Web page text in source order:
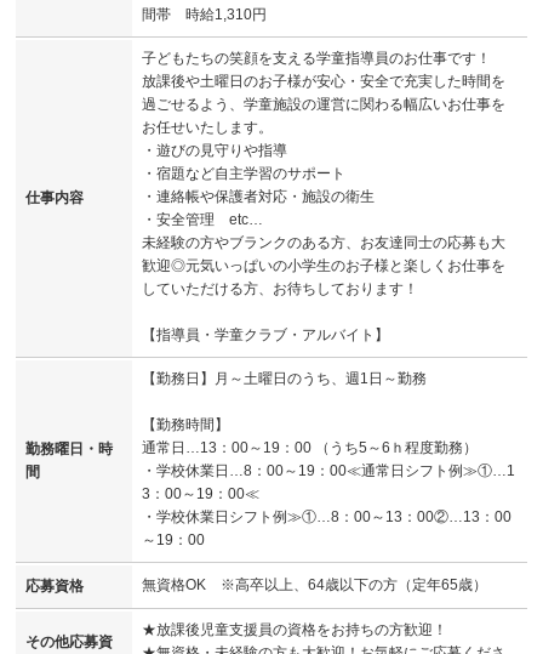
間帯 時給1,310円
仕事内容
子どもたちの笑顔を支える学童指導員のお仕事です！
放課後や土曜日のお子様が安心・安全で充実した時間を
過ごせるよう、学童施設の運営に関わる幅広いお仕事を
お任せいたします。
・遊びの見守りや指導
・宿題など自主学習のサポート
・連絡帳や保護者対応・施設の衛生
・安全管理 etc…
未経験の方やブランクのある方、お友達同士の応募も大
歓迎◎元気いっぱいの小学生のお子様と楽しくお仕事を
していただける方、お待ちしております！
【指導員・学童クラブ・アルバイト】
勤務曜日・時
間
【勤務日】月～土曜日のうち、週1日～勤務
【勤務時間】
通常日…13：00～19：00 （うち5～6ｈ程度勤務）
・学校休業日…8：00～19：00≪通常日シフト例≫①…1
3：00～19：00≪
・学校休業日シフト例≫①…8：00～13：00②…13：00
～19：00
応募資格 無資格OK ※高卒以上、64歳以下の方（定年65歳）
その他応募資
★放課後児童支援員の資格をお持ちの方歓迎！